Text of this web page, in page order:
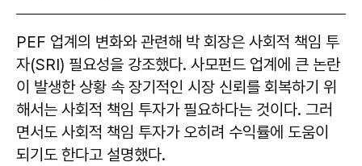
PEF 업계의 변화와 관련해 박 회장은 사회적 책임 투
자(SRI) 필요성을 강조했다. 사모펀드 업계에 큰 논란
이 발생한 상황 속 장기적인 시장 신뢰를 회복하기 위
해서는 사회적 책임 투자가 필요하다는 것이다. 그러
면서도 사회적 책임 투자가 오히려 수익률에 도움이
되기도 한다고 설명했다.